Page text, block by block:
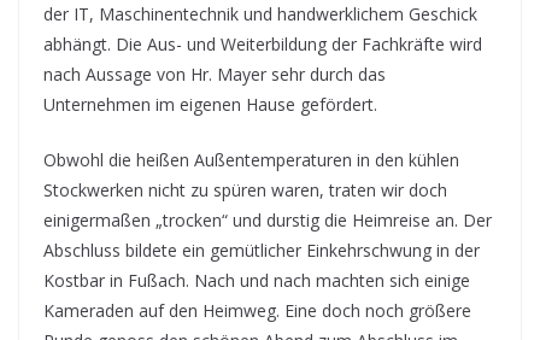
der IT, Maschinentechnik und handwerklichem Geschick
abhängt. Die Aus- und Weiterbildung der Fachkräfte wird
nach Aussage von Hr. Mayer sehr durch das
Unternehmen im eigenen Hause gefördert.
Obwohl die heißen Außentemperaturen in den kühlen
Stockwerken nicht zu spüren waren, traten wir doch
einigermaßen „trocken“ und durstig die Heimreise an. Der
Abschluss bildete ein gemütlicher Einkehrschwung in der
Kostbar in Fußach. Nach und nach machten sich einige
Kameraden auf den Heimweg. Eine doch noch größere